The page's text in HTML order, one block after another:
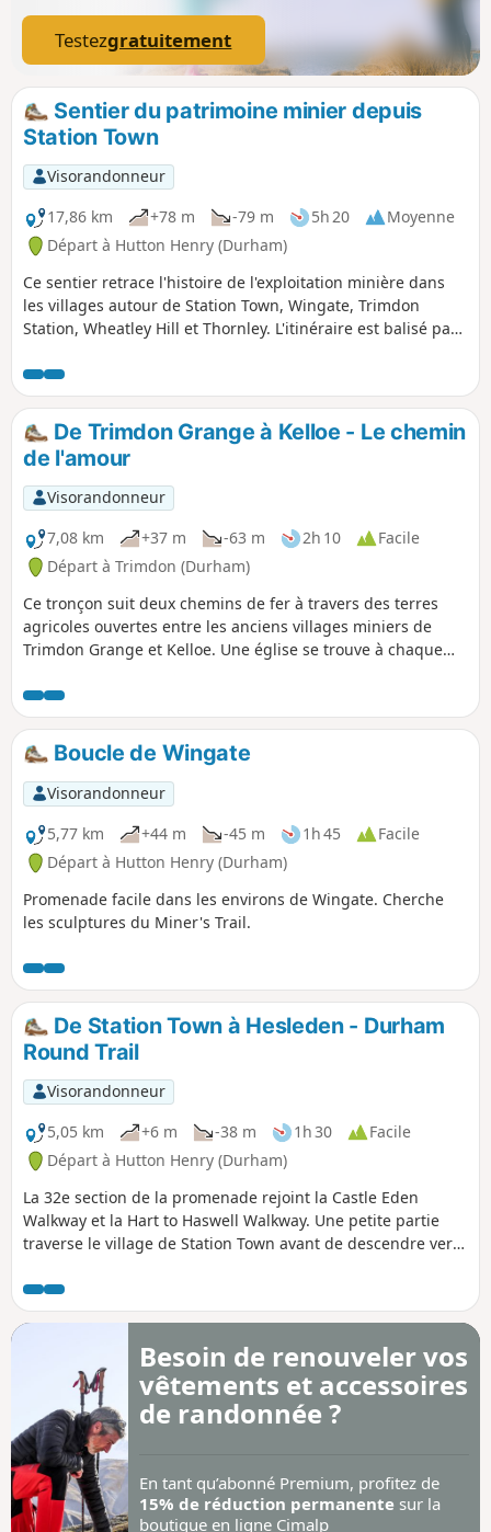
Testezgratuitement
Sentier du patrimoine minier depuis
Station Town
Visorandonneur
17,86 km
+78 m -79 m 5h 20
Moyenne
Départ à Hutton Henry (Durham)
Ce sentier retrace l'histoire de l'exploitation minière dans
les villages autour de Station Town, Wingate, Trimdon
Station, Wheatley Hill et Thornley. L'itinéraire est balisé par
De Trimdon Grange à Kelloe - Le chemin
de l'amour
Visorandonneur
7,08 km
+37 m -63 m 2h 10
Facile
Départ à Trimdon (Durham)
Ce tronçon suit deux chemins de fer à travers des terres
agricoles ouvertes entre les anciens villages miniers de
Trimdon Grange et Kelloe. Une église se trouve à chaque
St Helen's à Kelloe.
Boucle de Wingate
Visorandonneur
5,77 km
+44 m -45 m 1h 45
Facile
Départ à Hutton Henry (Durham)
Promenade facile dans les environs de Wingate. Cherche
les sculptures du Miner's Trail.
De Station Town à Hesleden - Durham
Round Trail
Visorandonneur
5,05 km
+6 m -38 m 1h 30
Facile
Départ à Hutton Henry (Durham)
La 32e section de la promenade rejoint la Castle Eden
Walkway et la Hart to Haswell Walkway. Une petite partie
traverse le village de Station Town avant de descendre vers
Durham. Ce sont des vallées escarpées, souvent avec un
ruisseau au fond. Après avoir traversé le village de Castle
autre itinéraire accessible est indiqué dans la description.
Besoin de renouveler vos
vêtements et accessoires
de randonnée ?
En tant qu’abonné Premium, profitez de
15% de réduction permanente sur la
boutique en ligne Cimalp